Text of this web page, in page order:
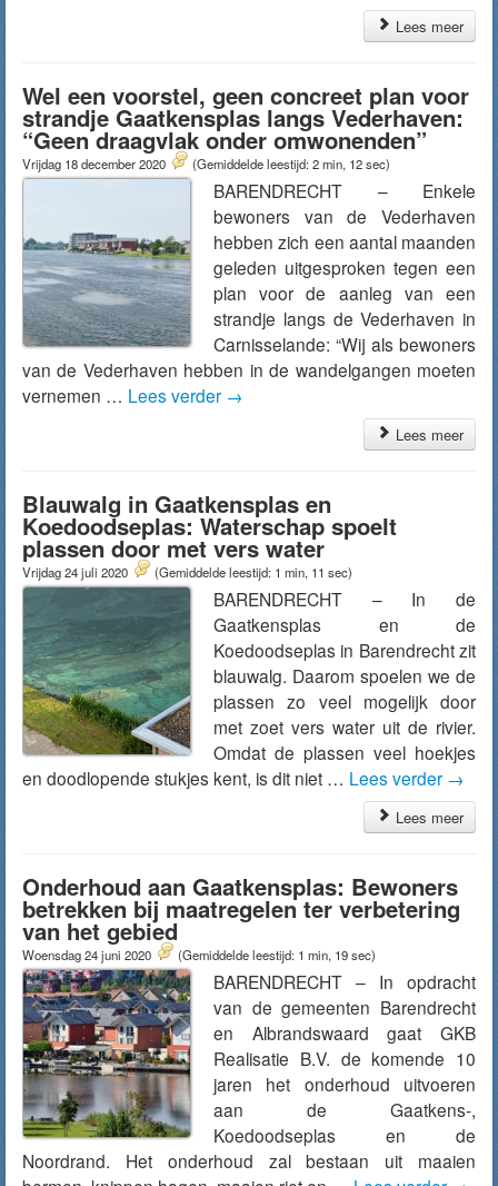
Lees meer
Wel een voorstel, geen concreet plan voor
strandje Gaatkensplas langs Vederhaven:
“Geen draagvlak onder omwonenden”
Vrijdag 18 december 2020 (Gemiddelde leestijd: 2 min, 12 sec)
BARENDRECHT – Enkele
bewoners van de Vederhaven
hebben zich een aantal maanden
geleden uitgesproken tegen een
plan voor de aanleg van een
strandje langs de Vederhaven in
Carnisselande: “Wij als bewoners
van de Vederhaven hebben in de wandelgangen moeten
vernemen … Lees verder →
Lees meer
Blauwalg in Gaatkensplas en
Koedoodseplas: Waterschap spoelt
plassen door met vers water
Vrijdag 24 juli 2020 (Gemiddelde leestijd: 1 min, 11 sec)
BARENDRECHT – In de
Gaatkensplas en de
Koedoodseplas in Barendrecht zit
blauwalg. Daarom spoelen we de
plassen zo veel mogelijk door
met zoet vers water uit de rivier.
Omdat de plassen veel hoekjes
en doodlopende stukjes kent, is dit niet … Lees verder →
Lees meer
Onderhoud aan Gaatkensplas: Bewoners
betrekken bij maatregelen ter verbetering
van het gebied
Woensdag 24 juni 2020 (Gemiddelde leestijd: 1 min, 19 sec)
BARENDRECHT – In opdracht
van de gemeenten Barendrecht
en Albrandswaard gaat GKB
Realisatie B.V. de komende 10
jaren het onderhoud uitvoeren
aan de Gaatkens-,
Koedoodseplas en de
Noordrand. Het onderhoud zal bestaan uit maaien